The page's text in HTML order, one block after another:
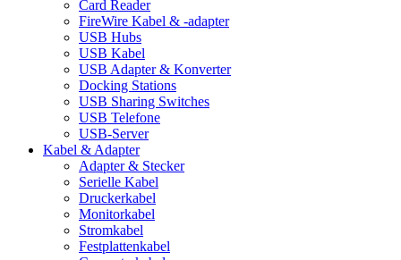
Card Reader
FireWire Kabel & -adapter
USB Hubs
USB Kabel
USB Adapter & Konverter
Docking Stations
USB Sharing Switches
USB Telefone
USB-Server
Kabel & Adapter
Adapter & Stecker
Serielle Kabel
Druckerkabel
Monitorkabel
Stromkabel
Festplattenkabel